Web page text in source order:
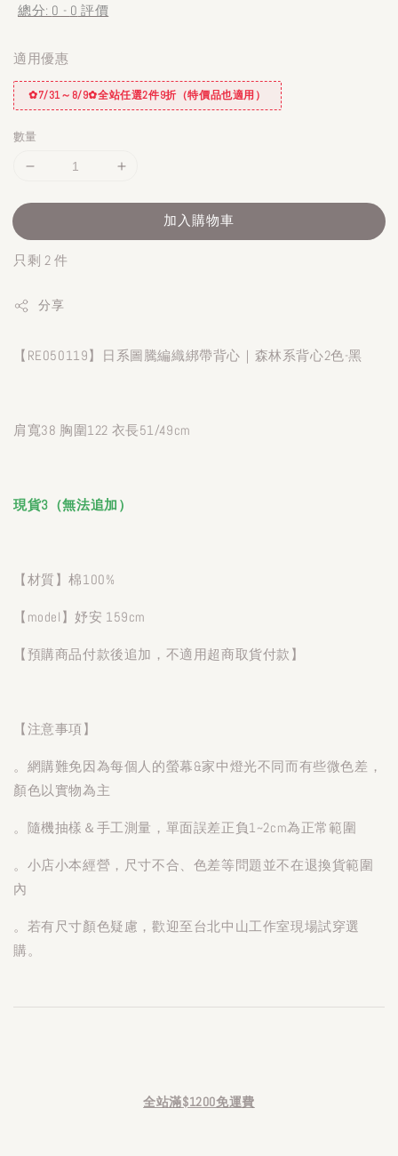
總分: 0 - 0 評價
適用優惠
✿7/31～8/9✿全站任選2件9折（特價品也適用）
數量
加入購物車
只剩 2 件
分享
【RE050119】日系圖騰編織綁帶背心｜森林系背心2色-黑
肩寬38 胸圍122 衣長51/49cm
現貨3（無法追加）
【材質】棉100%
【model】妤安 159cm
【預購商品付款後追加，不適用超商取貨付款】
【注意事項】
。網購難免因為每個人的螢幕&家中燈光不同而有些微色差，
顏色以實物為主
。隨機抽樣＆手工測量，單面誤差正負1~2cm為正常範圍
。小店小本經營，尺寸不合、色差等問題並不在退換貨範圍
內
。若有尺寸顏色疑慮，歡迎至台北中山工作室現場試穿選
購。
全站滿$1200免運費